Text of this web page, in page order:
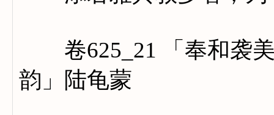
卷625_21 「奉和袭美
韵」陆龟蒙